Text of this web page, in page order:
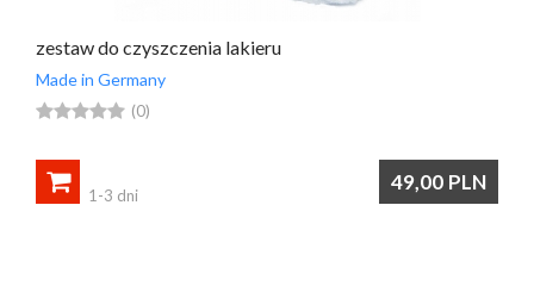
zestaw do czyszczenia lakieru
Made in Germany
 (0)
49,00 PLN

1-3 dni